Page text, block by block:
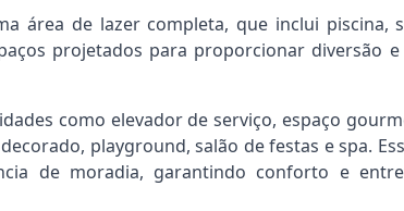
área de lazer completa, que inclui piscina,
projetados para proporcionar diversão e
como elevador de serviço, espaço
playground, salão de festas e spa.
de moradia, garantindo conforto e